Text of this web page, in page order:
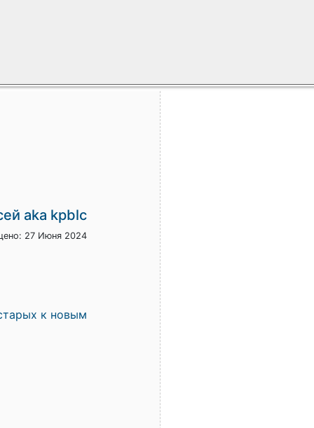
aka kpblc
27 Июня 2024
к новым